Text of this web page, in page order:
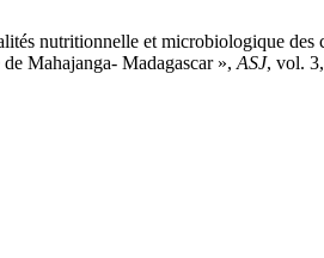
nutritionnelle et microbiologique des
Mahajanga- Madagascar », ASJ, vol.